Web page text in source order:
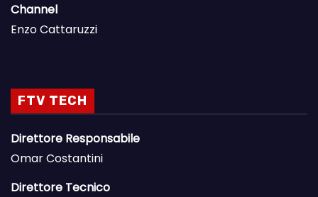
Channel
Enzo Cattaruzzi
FTV TECH
Direttore Responsabile
Omar Costantini
Direttore Tecnico